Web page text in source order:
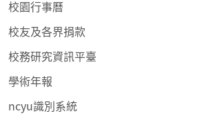
校園行事曆
校友及各界捐款
校務研究資訊平臺
學術年報
ncyu識別系統